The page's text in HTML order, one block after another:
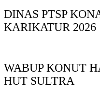
DINAS PTSP
KARIKATUR 2026
WABUP KONUT
HUT SULTRA